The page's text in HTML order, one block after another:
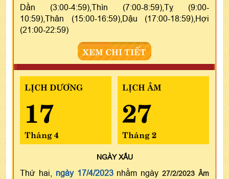
Dần (3:00-4:59),Thìn (7:00-8:59),Tỵ (9:00-
10:59),Thân (15:00-16:59),Dậu (17:00-18:59),Hợi
(21:00-22:59)
XEM CHI TIẾT
LỊCH DƯƠNG
17
Tháng 4
LỊCH ÂM
27
Tháng 2
NGÀYXẤU
Thứ hai, ngày 17/4/2023nhằm ngày27/2/2023 Âm